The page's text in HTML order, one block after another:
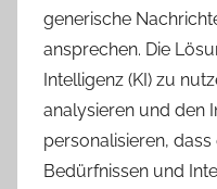
generische
ansprechen. Die
Intelligenz (KI) zu
analysieren und den
personalisieren,
Bedürfnissen und